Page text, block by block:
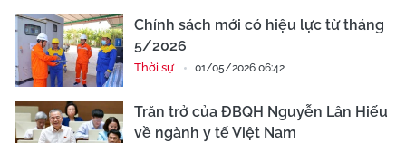
Chính sách mới có hiệu lực từ tháng
5/2026
Thời sự 01/05/2026 06:42
Trăn trở của ĐBQH Nguyễn Lân Hiếu
về ngành y tế Việt Nam